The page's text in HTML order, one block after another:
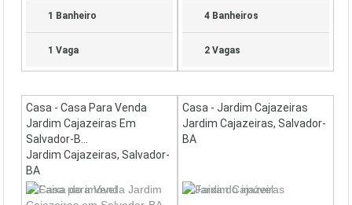
1 Banheiro
1 Vaga
4 Banheiros
2 Vagas
Casa - Casa Para Venda
Jardim Cajazeiras Em
Salvador-B...
Jardim Cajazeiras, Salvador-
BA
Casa - Jardim Cajazeiras
Jardim Cajazeiras, Salvador-
BA